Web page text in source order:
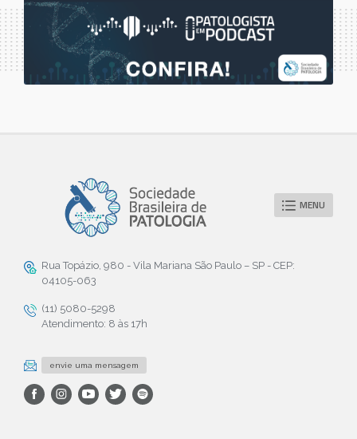
MENU
Rua Topázio, 980 - Vila Mariana São Paulo – SP - CEP:
04105-063
(11) 5080-5298
Atendimento: 8 às 17h
envie uma mensagem